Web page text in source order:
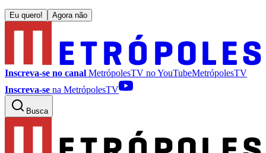
Eu quero! Agora não
Inscreva-se no canal MetrópolesTV noYouTubeMetrópolesTV
Inscreva-se na MetrópolesTV
Busca